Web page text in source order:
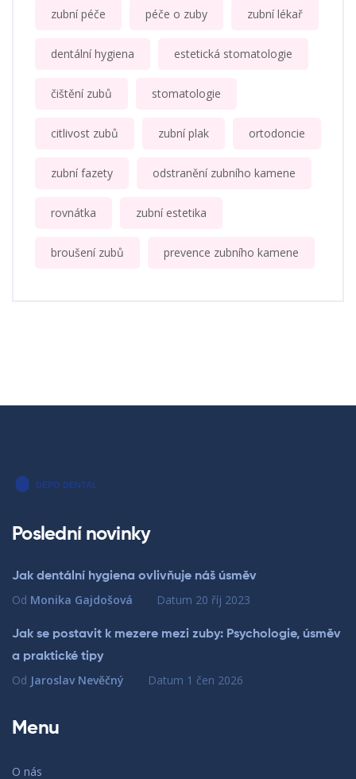
zubní péče péče o zuby zubní lékař
dentální hygiena estetická stomatologie
čištění zubů stomatologie
citlivost zubů zubní plak ortodoncie
zubní fazety odstranění zubního kamene
rovnátka zubní estetika
broušení zubů prevence zubního kamene
Poslední novinky
Jak dentální hygiena ovlivňuje náš úsměv
Od Monika Gajdošová Datum 20 říj 2023
Jak se postavit k mezere mezi zuby: Psychologie, úsměv
a praktické tipy
Od Jaroslav Nevěčný Datum 1 čen 2026
Menu
O nás